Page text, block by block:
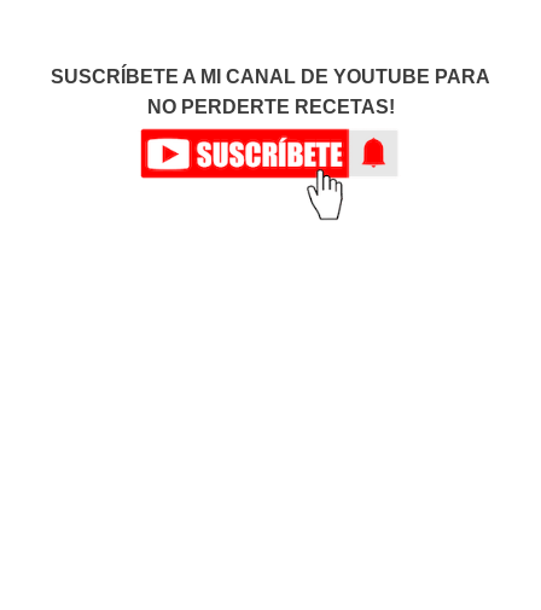
SUSCRÍBETE A MI CANAL DE YOUTUBE PARA
NO PERDERTE RECETAS!